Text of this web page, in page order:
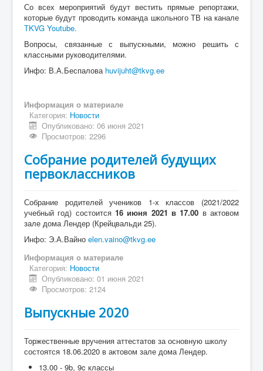
Со всех мероприятий будут вестить прямые репортажи,
которые будут проводить команда школьного ТВ на канале
ТKVG Youtube.
Вопросы, связанные с выпускными, можно решить с
классными руководителями.
Инфо: В.А.Беспалова huvijuht@tkvg.ee
Информация о материале
Категория: Новости
Опубликовано: 06 июня 2021
Просмотров: 2296
Собрание родителей будущих
первоклассников
Собрание родителей учеников 1-х классов (2021/2022
учебный год) состоится 16 июня 2021 в 17.00 в актовом
зале дома Лендер (Крейцвальди 25).
Инфо: Э.А.Вайно elen.vaino@tkvg.ee
Информация о материале
Категория: Новости
Опубликовано: 01 июня 2021
Просмотров: 2124
Выпускные 2020
Торжественные вручения аттестатов за основную школу
состоятся 18.06.2020 в актовом зале дома Лендер.
13.00 - 9b, 9c классы